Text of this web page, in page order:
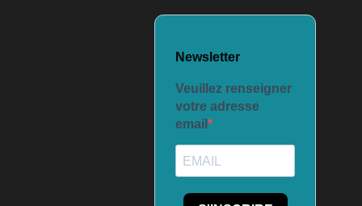
Newsletter
Veuillez renseigner
votre adresse
email